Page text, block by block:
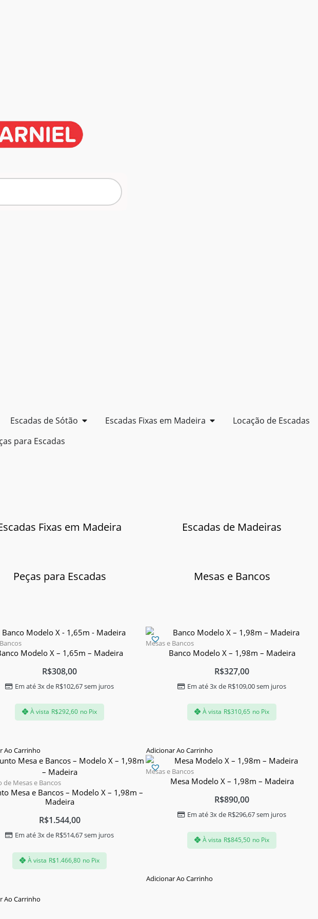
Escadas de Sótão Escadas Fixas em Madeira
Locação de Escadas
para Escadas
Fixas em Madeira
Escadas de Madeiras
Peças para Escadas
Mesas e Bancos
Modelo X – 1,65m – Madeira
R$308,00
Em até 3x de R$102,67sem juros
À vista R$292,60 no Pix
Ao Carrinho
Mesas e Bancos
Banco Modelo X – 1,98m – Madeira
R$327,00
Em até 3x de R$109,00sem juros
À vista R$310,65 no Pix
Adicionar Ao Carrinho
de Mesas e Bancos
Mesa e Bancos – Modelo X – 1,98m –
Madeira
R$1.544,00
Em até 3x de R$514,67sem juros
À vista R$1.466,80 no Pix
Ao Carrinho
Mesas e Bancos
Mesa Modelo X – 1,98m – Madeira
R$890,00
Em até 3x de R$296,67sem juros
À vista R$845,50 no Pix
Adicionar Ao Carrinho